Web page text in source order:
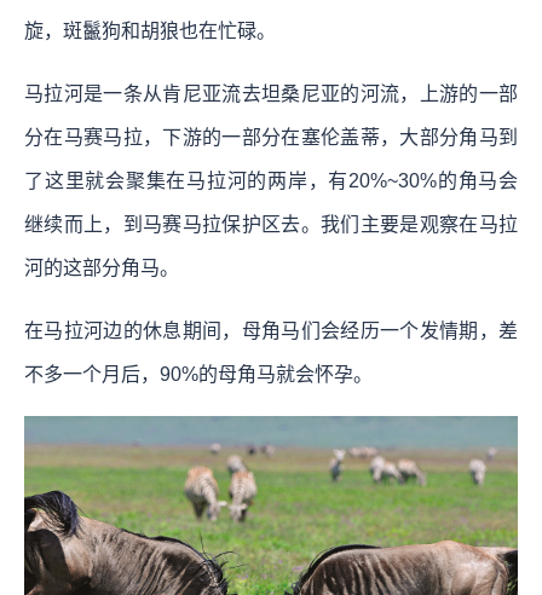
旋，斑鬣狗和胡狼也在忙碌。
马拉河是一条从肯尼亚流去坦桑尼亚的河流，上游的一部
分在马赛马拉，下游的一部分在塞伦盖蒂，大部分角马到
了这里就会聚集在马拉河的两岸，有20%~30%的角马会
继续而上，到马赛马拉保护区去。我们主要是观察在马拉
河的这部分角马。
在马拉河边的休息期间，母角马们会经历一个发情期，差
不多一个月后，90%的母角马就会怀孕。